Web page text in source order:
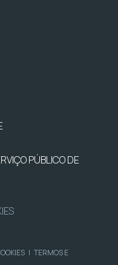
PÚBLICO DE
| TERMOS E